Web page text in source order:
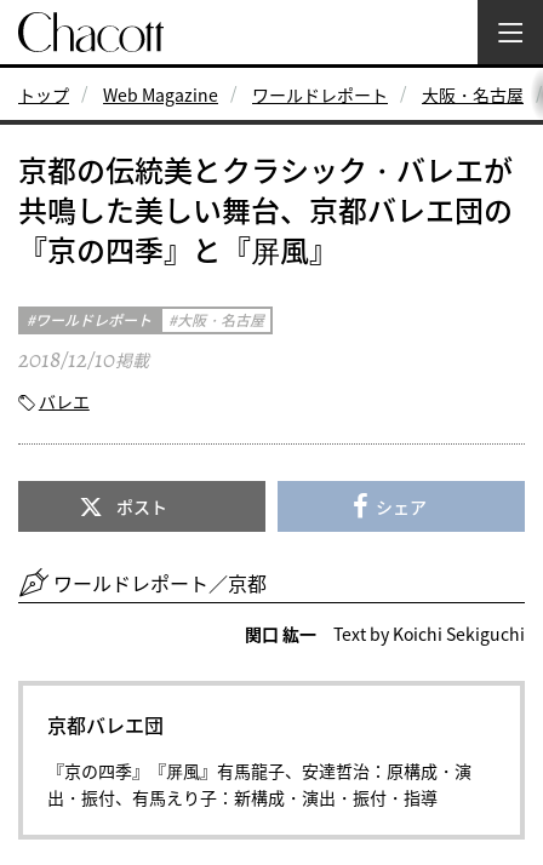
トップ Web Magazine ワールドレポート 大阪・名古屋
京都の伝統美とクラシック・バレエが
共鳴した美しい舞台、京都バレエ団の
『京の四季』と『屏風』
ワールドレポート 大阪・名古屋
2018/12/10掲載
バレエ
ポスト シェア
ワールドレポート／京都
関口 紘一 Text by Koichi Sekiguchi
京都バレエ団
『京の四季』『屏風』有馬龍子、安達哲治：原構成・演
出・振付、有馬えり子：新構成・演出・振付・指導